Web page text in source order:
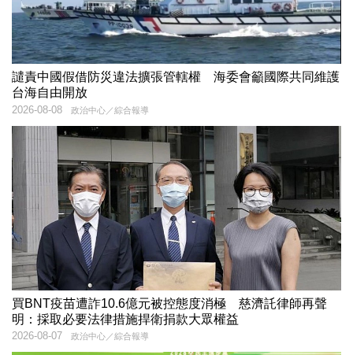
譴責中國假借防災違法擴張管轄權 海委會籲國際共同維護
台海自由開放
政治中心／綜合報導
2026-08-08
買BNT疫苗遭詐10.6億元被控態度消極 慈濟託律師再聲
明：採取必要法律措施捍衛捐款大眾權益
政治中心／綜合報導
2026-08-07